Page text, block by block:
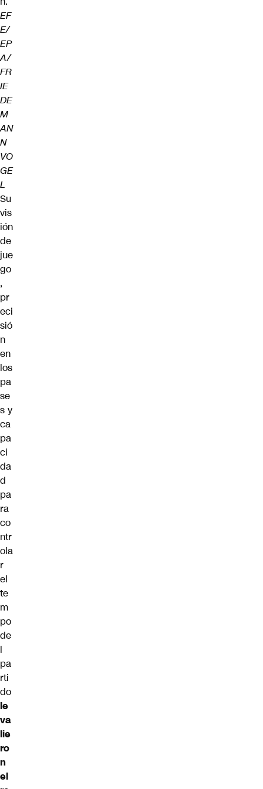
EF
E/
EP
A/
FR
IE
DE
M
AN
N
VO
GE
L
Su
vis
ión
de
jue
go
,
pr
eci
sió
n
en
los
pa
se
s y
ca
pa
ci
da
d
pa
ra
co
ntr
ola
r
el
te
m
po
de
l
pa
rti
do
le
va
lie
ro
n
el